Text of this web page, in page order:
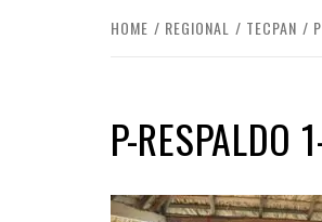
HOME REGIONAL TECPAN
P-RESPALDO